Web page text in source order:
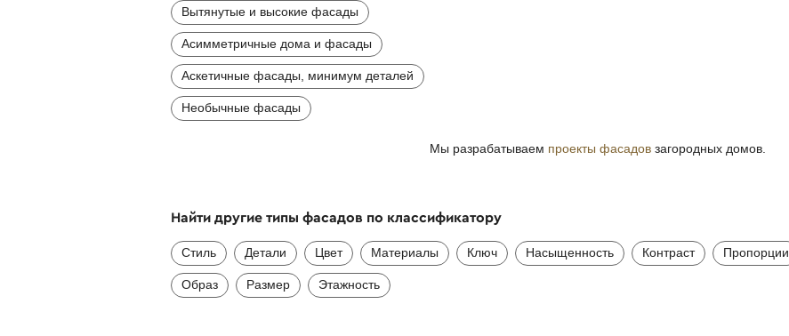
Вытянутые и высокие фасады
Асимметричные дома и фасады
Аскетичные фасады, минимум деталей
Необычные фасады
Мы разрабатываем проекты фасадов загородных домов.
Найти другие типы фасадов по классификатору
Стиль Детали Цвет Материалы Ключ Насыщенность Контраст Пропорции
Образ Размер Этажность